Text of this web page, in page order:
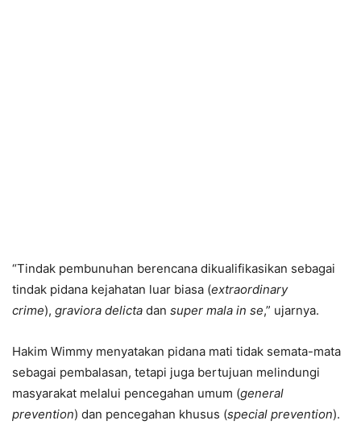
“Tindak pembunuhan berencana dikualifikasikan sebagai
tindak pidana kejahatan luar biasa (extraordinary
crime), graviora delicta dan super mala in se,” ujarnya.
Hakim Wimmy menyatakan pidana mati tidak semata-mata
sebagai pembalasan, tetapi juga bertujuan melindungi
masyarakat melalui pencegahan umum (general
prevention) dan pencegahan khusus (special prevention).